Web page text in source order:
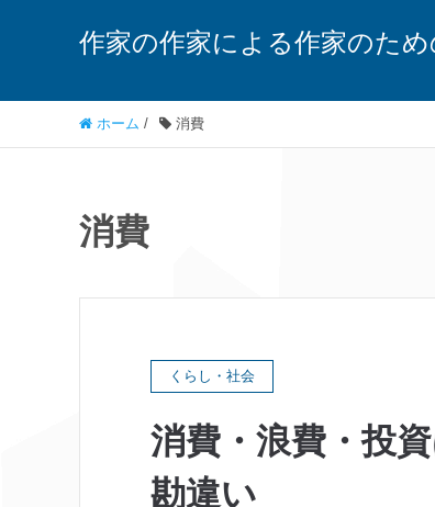
作家の作家による作家のため
ホーム / 消費
消費
くらし・社会
消費・浪費・投
勘違い